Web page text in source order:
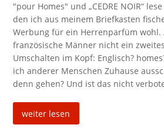
"pour Homes" und „CEDRE NOIR“
den ich aus meinem Briefkasten
Werbung für ein Herrenparfüm wohl.
französische Männer nicht ein
Umschalten im Kopf: Englisch?
ich anderer Menschen Zuhause
denn gehen? Und ist das nicht
weiter lesen